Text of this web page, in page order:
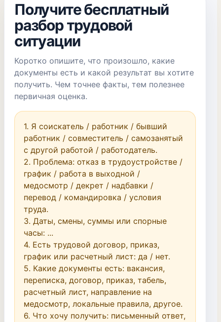
Получите бесплатный
разбор трудовой
ситуации
Коротко опишите, что произошло, какие
документы есть и какой результат вы хотите
получить. Чем точнее факты, тем полезнее
первичная оценка.
1. Я соискатель / работник / бывший
работник / совместитель / самозанятый
с другой работой / работодатель.
2. Проблема: отказ в трудоустройстве /
график / работа в выходной /
медосмотр / декрет / надбавки /
перевод / командировка / условия
труда.
3. Даты, смены, суммы или спорные
часы: ...
4. Есть трудовой договор, приказ,
график или расчетный лист: да / нет.
5. Какие документы есть: вакансия,
переписка, договор, приказ, табель,
расчетный лист, направление на
медосмотр, локальные правила, другое.
6. Что хочу получить: письменный ответ,